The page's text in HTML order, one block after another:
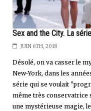
Sex and the City. La
JUIN 6TH, 2018
Désolé, on va casser le
New-York, dans les
série qui se voulait
même très conservatrice
une mystérieuse magie,